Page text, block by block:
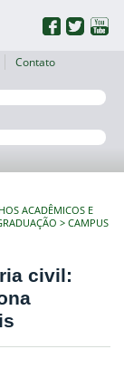
Contato
ACADÊMICOS E
CAMPUS
civil: